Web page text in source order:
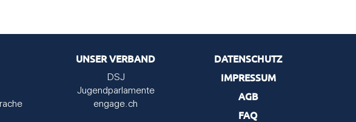
UNSER VERBAND
DSJ
Jugendparlamente
engage.ch
DATENSCHUTZ
IMPRESSUM
AGB
FAQ